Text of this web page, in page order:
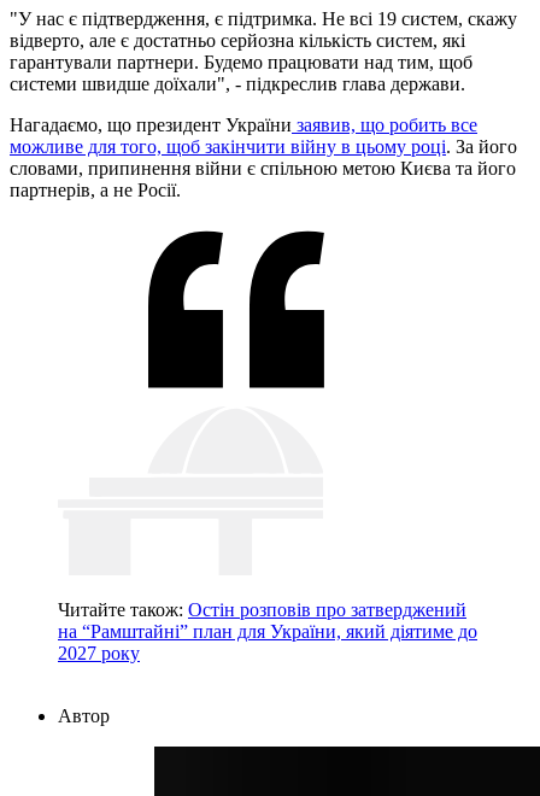
"У нас є підтвердження, є підтримка. Не всі 19 систем, скажу
відверто, але є достатньо серйозна кількість систем, які
гарантували партнери. Будемо працювати над тим, щоб
системи швидше доїхали", - підкреслив глава держави.
Нагадаємо, що президент України заявив, що робить все
можливе для того, щоб закінчити війну в цьому році. За його
словами, припинення війни є спільною метою Києва та його
партнерів, а не Росії.
Читайте також: Остін розповів про затверджений
на “Рамштайні” план для України, який діятиме до
2027 року
Автор